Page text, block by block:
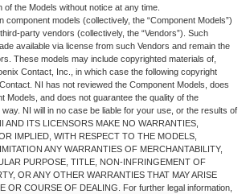
the Models without notice at any time.
component models (collectively, the “Component Models”)
party vendors (collectively, the “Vendors”). Such
available via license from such Vendors and remain the
These models may include copyrighted materials of,
Contact, Inc., in which case the following copyright
NI has not reviewed the Component Models, does
Models, and does not guarantee the quality of the
NI will in no case be liable for your use, or the results of
AND ITS LICENSORS MAKE NO WARRANTIES,
IMPLIED, WITH RESPECT TO THE MODELS,
ANY WARRANTIES OF MERCHANTABILITY,
PURPOSE, TITLE, NON-INFRINGEMENT OF
OR ANY OTHER WARRANTIES THAT MAY ARISE
OR COURSE OF DEALING. For further legal information,